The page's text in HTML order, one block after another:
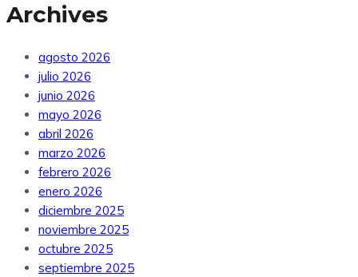
Archives
agosto 2026
julio 2026
junio 2026
mayo 2026
abril 2026
marzo 2026
febrero 2026
enero 2026
diciembre 2025
noviembre 2025
octubre 2025
septiembre 2025